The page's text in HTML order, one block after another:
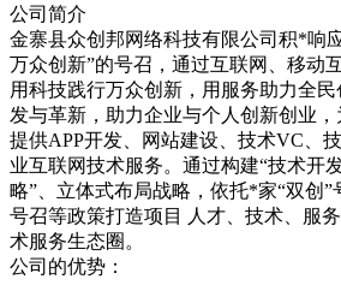
公司简介
金寨县众创邦网络科技有限公司积*响
万众创新”的号召，通过互联网、移动
用科技践行万众创新，用服务助力全
发与革新，助力企业与个人创新创业
提供APP开发、网站建设、技术VC、
业互联网技术服务。通过构建“技术开
略”、立体式布局战略，依托*家“双创”
号召等政策打造项目 人才、技术、服
术服务生态圈。
公司的优势：